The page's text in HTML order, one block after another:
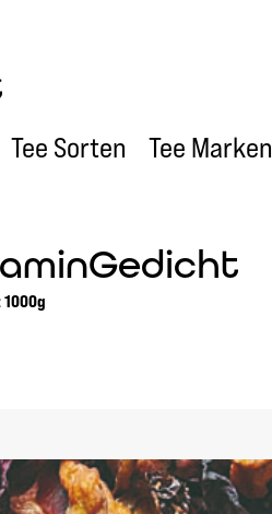
Tee Sorten Tee Marken
1000g